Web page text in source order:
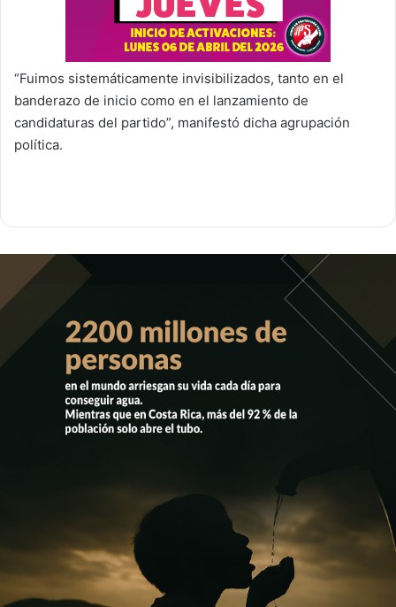
“Fuimos sistemáticamente invisibilizados, tanto en el
banderazo de inicio como en el lanzamiento de
candidaturas del partido”, manifestó dicha agrupación
política.